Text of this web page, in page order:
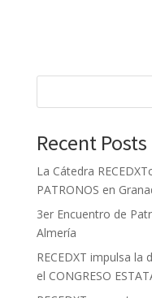
Recent Posts
La Cátedra
PATRONOS en
3er Encuentro de
Almería
RECEDXT impulsa
el CONGRESO